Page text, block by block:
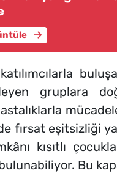
gruplara
fırsat eşitsizliği
kısıtlı
Bu